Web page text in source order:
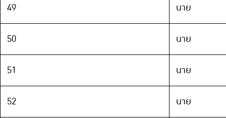
49
นาย
50
นาย
51
นาย
52
นาย